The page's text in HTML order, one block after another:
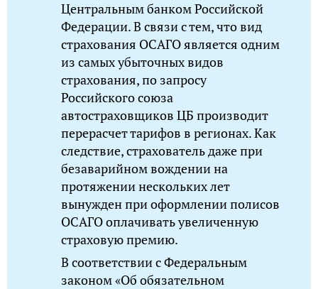
Центральным банком Российской
Федерации. В связи с тем, что вид
страхования ОСАГО является одним
из самых убыточных видов
страхования, по запросу
Российского союза
автостраховщиков ЦБ производит
перерасчет тарифов в регионах. Как
следствие, страхователь даже при
безаварийном вождении на
протяжении нескольких лет
вынужден при оформлении полисов
ОСАГО оплачивать увеличенную
страховую премию.
В соответствии с Федеральным
законом «Об обязательном